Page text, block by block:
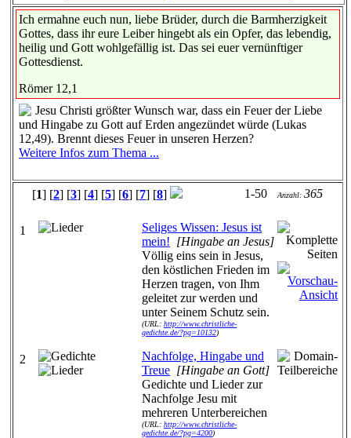
Ich ermahne euch nun, liebe Brüder, durch die Barmherzigkeit
Gottes, dass ihr eure Leiber hingebt als ein Opfer, das lebendig,
heilig und Gott wohlgefällig ist. Das sei euer vernünftiger
Gottesdienst.
Römer 12,1
Jesu Christi größter Wunsch war, dass ein Feuer der Liebe
und Hingabe zu Gott auf Erden angezündet würde (Lukas
12,49). Brennt dieses Feuer in unseren Herzen?
Weitere Infos zum Thema ...
[1] [2] [3] [4] [5] [6] [7] [8] 1-50 Anzahl: 365
1
Seliges Wissen: Jesus ist
mein! [Hingabe an Jesus]
Völlig eins sein in Jesus,
den köstlichen Frieden im
Herzen tragen, von Ihm
geleitet zur werden und
unter Seinem Schutz sein.
(URL: http://www.christliche-
gedichte.de/?pg=10132)
2
Nachfolge, Hingabe und
Treue [Hingabe an Gott]
Gedichte und Lieder zur
Nachfolge Jesu mit
mehreren Unterbereichen
(URL: http://www.christliche-
gedichte.de/?pg=4200)